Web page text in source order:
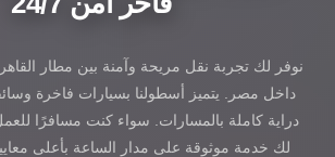
نوفر لك تجربة نقل مريحة وآمنة بين مطار
داخل مصر. يتميز أسطولنا بسيارات فاخرة
دراية كاملة بالمسارات. سواء كنت مسافرًا للعمل
لك خدمة موثوقة على مدار الساعة بأعلى معايير